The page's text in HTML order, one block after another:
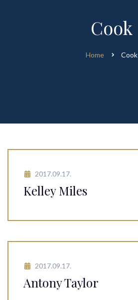
Cook
Home Cook
2017.09.17.
Kelley Miles
2017.09.17.
Antony Taylor